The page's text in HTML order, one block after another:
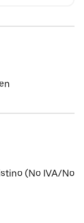
(No IVA/No